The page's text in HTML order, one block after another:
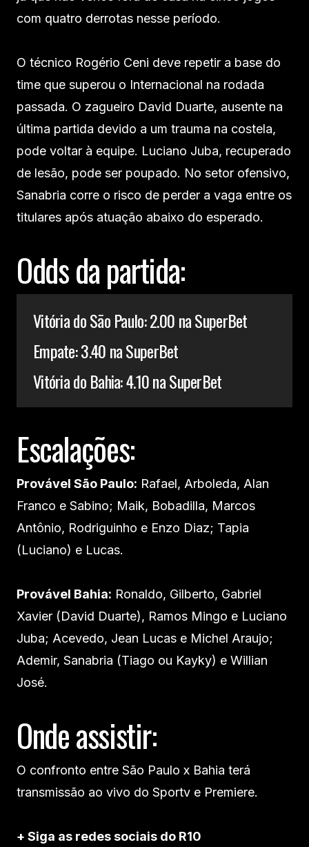
com quatro derrotas nesse período.
O técnico Rogério Ceni deve repetir a base do
time que superou o Internacional na rodada
passada. O zagueiro David Duarte, ausente na
última partida devido a um trauma na costela,
pode voltar à equipe. Luciano Juba, recuperado
de lesão, pode ser poupado. No setor ofensivo,
Sanabria corre o risco de perder a vaga entre os
titulares após atuação abaixo do esperado.
Odds da partida:
Vitória do São Paulo: 2.00 na SuperBet
Empate: 3.40 na SuperBet
Vitória do Bahia: 4.10 na SuperBet
Escalações:
Provável São Paulo: Rafael, Arboleda, Alan
Franco e Sabino; Maik, Bobadilla, Marcos
Antônio, Rodriguinho e Enzo Diaz; Tapia
(Luciano) e Lucas.
Provável Bahia: Ronaldo, Gilberto, Gabriel
Xavier (David Duarte), Ramos Mingo e Luciano
Juba; Acevedo, Jean Lucas e Michel Araujo;
Ademir, Sanabria (Tiago ou Kayky) e Willian
José.
Onde assistir:
O confronto entre São Paulo x Bahia terá
transmissão ao vivo do Sportv e Premiere.
+ Siga as redes sociais do R10